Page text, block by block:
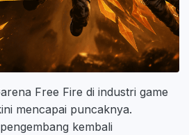
Free Fire di industri game
mencapai puncaknya.
kembali